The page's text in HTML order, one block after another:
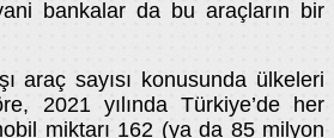
bankalar da bu araçların bir
araç sayısı konusunda ülkeleri
2021 yılında Türkiye’de her
miktarı 162 (ya da 85 milyon